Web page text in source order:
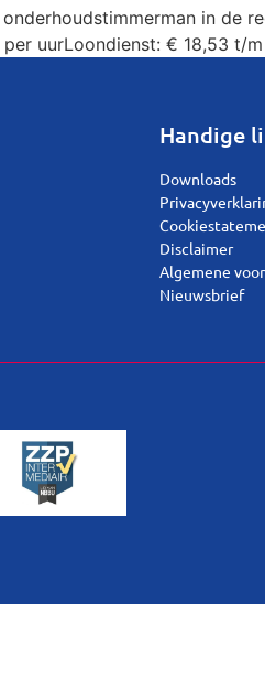
in de
uurLoondienst: € 18,53 t/
Handige
Downloads
Disclaimer
Algemene
Nieuwsbrief